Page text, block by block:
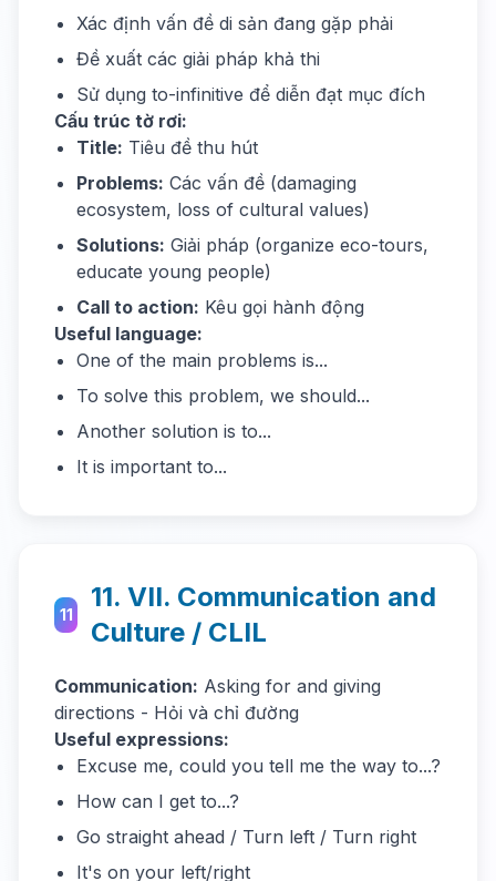
Xác định vấn đề di sản đang gặp phải
Đề xuất các giải pháp khả thi
Sử dụng to-infinitive để diễn đạt mục đích
Cấu trúc tờ rơi:
Title: Tiêu đề thu hút
Problems: Các vấn đề (damaging
ecosystem, loss of cultural values)
Solutions: Giải pháp (organize eco-tours,
educate young people)
Call to action: Kêu gọi hành động
Useful language:
One of the main problems is...
To solve this problem, we should...
Another solution is to...
It is important to...
11
11. VII. Communication and
Culture / CLIL
Communication: Asking for and giving
directions - Hỏi và chỉ đường
Useful expressions:
Excuse me, could you tell me the way to...?
How can I get to...?
Go straight ahead / Turn left / Turn right
It's on your left/right